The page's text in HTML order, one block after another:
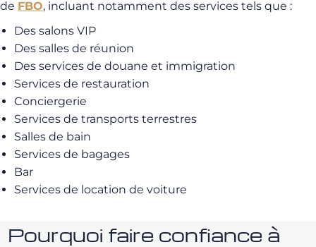
de FBO, incluant notamment des services tels que :
Des salons VIP
Des salles de réunion
Des services de douane et immigration
Services de restauration
Conciergerie
Services de transports terrestres
Salles de bain
Services de bagages
Bar
Services de location de voiture
Pourquoi faire confiance à